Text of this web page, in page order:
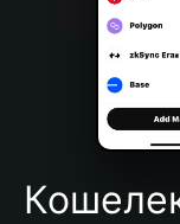
Português (Brasil)
Español (Argentina)